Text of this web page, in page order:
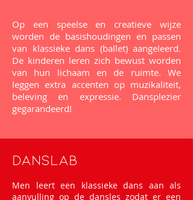
Op een speelse en creatieve wijze
worden de basishoudingen en passen
van klassieke dans (ballet) aangeleerd.
De kinderen leren zich bewust worden
van hun lichaam en de ruimte. We
leggen extra accenten op muzikaliteit,
beleving en expressie. Dansplezier
gegarandeerd!
Danslab
Men leert een klassieke dans aan als
aanvulling op de dansles zodat er een